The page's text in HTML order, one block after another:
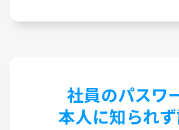
社員のパスワ
本人に知られ